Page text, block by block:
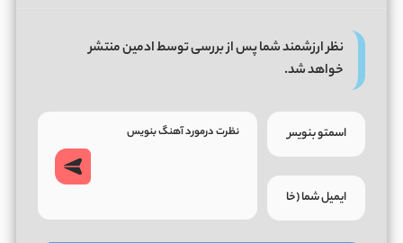
نظر ارزشمند شما پس از بررسی توسط ادمین منتشر
خواهد شد.